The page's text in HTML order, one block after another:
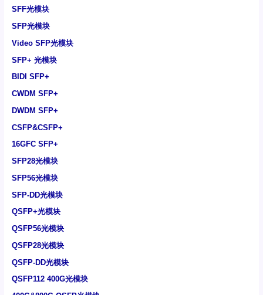
SFF光模块
SFP光模块
Video SFP光模块
SFP+ 光模块
BIDI SFP+
CWDM SFP+
DWDM SFP+
CSFP&CSFP+
16GFC SFP+
SFP28光模块
SFP56光模块
SFP-DD光模块
QSFP+光模块
QSFP56光模块
QSFP28光模块
QSFP-DD光模块
QSFP112 400G光模块